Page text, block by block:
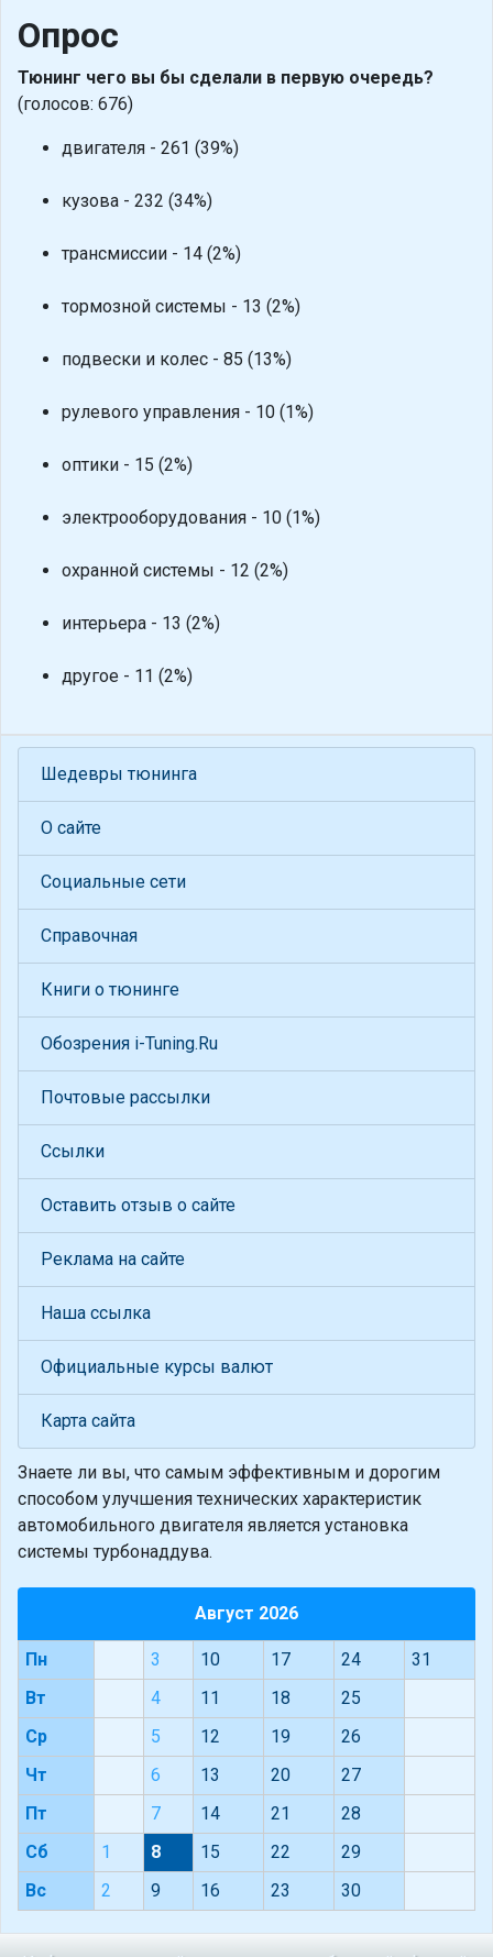
Опрос
Тюнинг чего вы бы сделали в первую очередь?
(голосов: 676)
двигателя - 261 (39%)
кузова - 232 (34%)
трансмиссии - 14 (2%)
тормозной системы - 13 (2%)
подвески и колес - 85 (13%)
рулевого управления - 10 (1%)
оптики - 15 (2%)
электрооборудования - 10 (1%)
охранной системы - 12 (2%)
интерьера - 13 (2%)
другое - 11 (2%)
Шедевры тюнинга
О сайте
Социальные сети
Справочная
Книги о тюнинге
Обозрения i-Tuning.Ru
Почтовые рассылки
Ссылки
Оставить отзыв о сайте
Реклама на сайте
Наша ссылка
Официальные курсы валют
Карта сайта
Знаете ли вы, что самым эффективным и дорогим
способом улучшения технических характеристик
автомобильного двигателя является установка
системы турбонаддува.
Август 2026
Пн 3 10 17 24
31
Вт
4 11 18
25
Ср
5 12 19
26
Чт
6 13 20
27
Пт
7 14 21
28
Сб
1 8 15 22
29
Вс
2 9 16 23 30